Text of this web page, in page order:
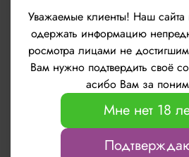
Уважаемые клиенты! Наш сайта
одержать информацию
росмотра лицами не
Вам нужно подтвердить своё
асибо Вам за
Мне нет 18